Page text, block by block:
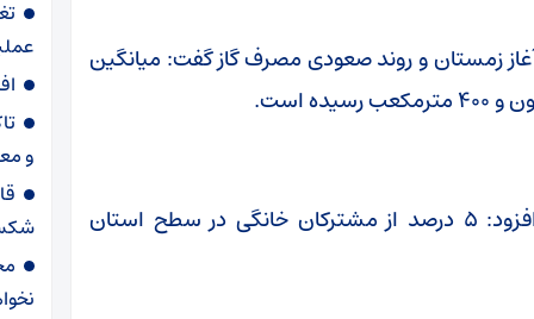
زمستان و روند صعودی مصرف گاز گفت: میانگین
مدیرعامل شرکت گاز استان سمنان در ادامه افزود: ۵ درصد از مشترکان خانگی در سطح استان
عملیاتی
و